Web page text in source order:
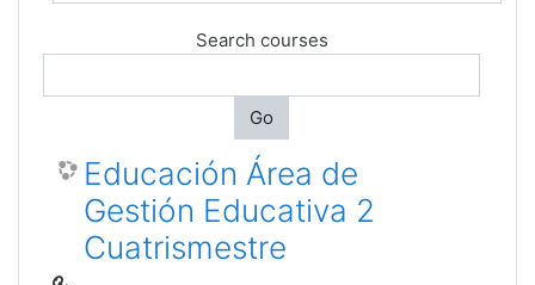
Search courses
Go
Educación Área de
Gestión Educativa 2
Cuatrismestre